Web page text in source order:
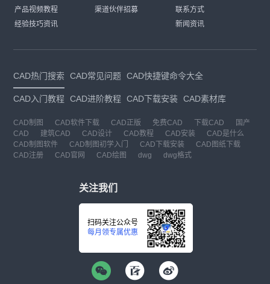
产品视频教程
经验技巧资讯
渠道伙伴招募
联系方式
新闻资讯
CAD热门搜索 CAD常见问题 CAD快捷键命令大全
CAD入门教程 CAD进阶教程 CAD下载安装 CAD素材库
CAD制图 CAD软件下载 CAD正版 免费CAD 下载CAD
国产
CAD
建筑CAD CAD设计 CAD教程 CAD安装
CAD是什么
CAD制图软件
CAD制图初学入门 CAD下载安装
CAD图纸下载
CAD注册
CAD官网 CAD绘图 dwg dwg格式
关注我们
扫码关注公众号
每月领专属优惠